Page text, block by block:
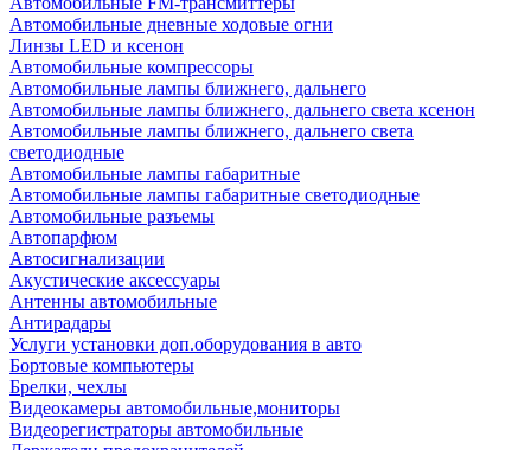
Автомобильные дневные ходовые огни
Линзы LED и ксенон
Автомобильные компрессоры
Автомобильные лампы ближнего, дальнего
Автомобильные лампы ближнего, дальнего света ксенон
Автомобильные лампы ближнего, дальнего света
светодиодные
Автомобильные лампы габаритные
Автомобильные лампы габаритные светодиодные
Автомобильные разъемы
Автопарфюм
Автосигнализации
Акустические аксессуары
Антенны автомобильные
Антирадары
Услуги установки доп.оборудования в авто
Бортовые компьютеры
Брелки, чехлы
Видеокамеры автомобильные,мониторы
Видеорегистраторы автомобильные